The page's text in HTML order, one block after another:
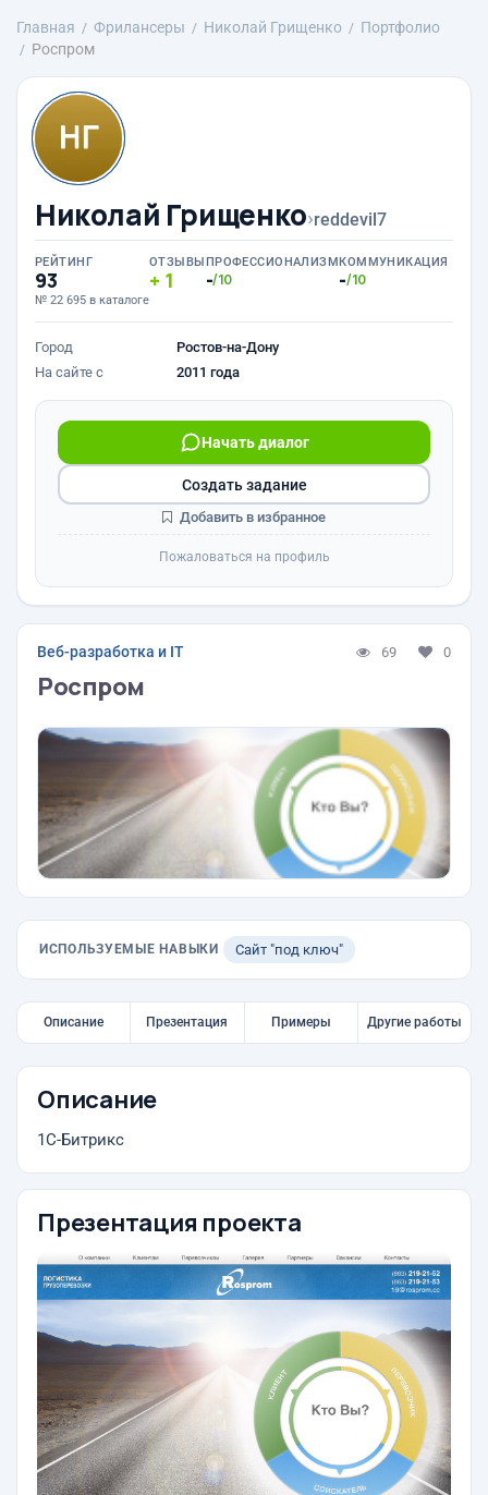
Главная Фрилансеры Николай Грищенко
Портфолио
Роспром
Николай Грищенко›reddevil7
РЕЙТИНГ
93
№ 22 695 в каталоге
ОТЗЫВЫ
1
ПРОФЕССИОНАЛИЗМ
-/10
КОММУНИКАЦИЯ
-/10
Город
Ростов-на-Дону
На сайте с
2011 года
Начать диалог
Создать задание
Добавить в избранное
Пожаловаться на профиль
Веб-разработка и IT 69 0
Роспром
ИСПОЛЬЗУЕМЫЕ НАВЫКИ Сайт "под ключ"
Описание Презентация Примеры Другие работы
Описание
1С-Битрикс
Презентация проекта